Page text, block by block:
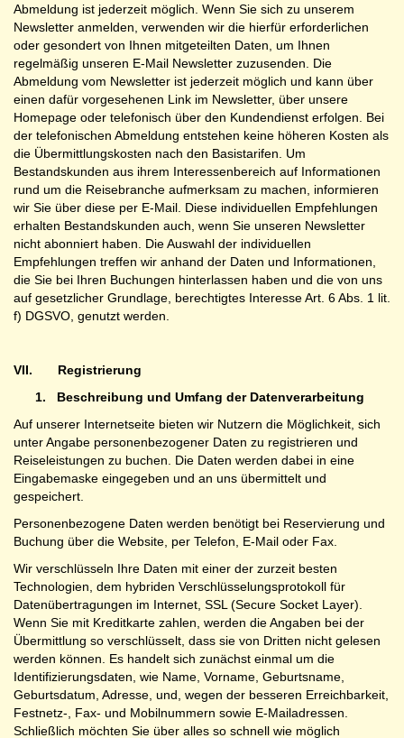
Abmeldung ist jederzeit möglich. Wenn Sie sich zu unserem
Newsletter anmelden, verwenden wir die hierfür erforderlichen
oder gesondert von Ihnen mitgeteilten Daten, um Ihnen
regelmäßig unseren E-Mail Newsletter zuzusenden. Die
Abmeldung vom Newsletter ist jederzeit möglich und kann über
einen dafür vorgesehenen Link im Newsletter, über unsere
Homepage oder telefonisch über den Kundendienst erfolgen. Bei
der telefonischen Abmeldung entstehen keine höheren Kosten als
die Übermittlungskosten nach den Basistarifen. Um
Bestandskunden aus ihrem Interessenbereich auf Informationen
rund um die Reisebranche aufmerksam zu machen, informieren
wir Sie über diese per E-Mail. Diese individuellen Empfehlungen
erhalten Bestandskunden auch, wenn Sie unseren Newsletter
nicht abonniert haben. Die Auswahl der individuellen
Empfehlungen treffen wir anhand der Daten und Informationen,
die Sie bei Ihren Buchungen hinterlassen haben und die von uns
auf gesetzlicher Grundlage, berechtigtes Interesse Art. 6 Abs. 1 lit.
f) DGSVO, genutzt werden.
VII. Registrierung
1. Beschreibung und Umfang der Datenverarbeitung
Auf unserer Internetseite bieten wir Nutzern die Möglichkeit, sich
unter Angabe personenbezogener Daten zu registrieren und
Reiseleistungen zu buchen. Die Daten werden dabei in eine
Eingabemaske eingegeben und an uns übermittelt und
gespeichert.
Personenbezogene Daten werden benötigt bei Reservierung und
Buchung über die Website, per Telefon, E-Mail oder Fax.
Wir verschlüsseln Ihre Daten mit einer der zurzeit besten
Technologien, dem hybriden Verschlüsselungsprotokoll für
Datenübertragungen im Internet, SSL (Secure Socket Layer).
Wenn Sie mit Kreditkarte zahlen, werden die Angaben bei der
Übermittlung so verschlüsselt, dass sie von Dritten nicht gelesen
werden können. Es handelt sich zunächst einmal um die
Identifizierungsdaten, wie Name, Vorname, Geburtsname,
Geburtsdatum, Adresse, und, wegen der besseren Erreichbarkeit,
Festnetz-, Fax- und Mobilnummern sowie E-Mailadressen.
Schließlich möchten Sie über alles so schnell wie möglich